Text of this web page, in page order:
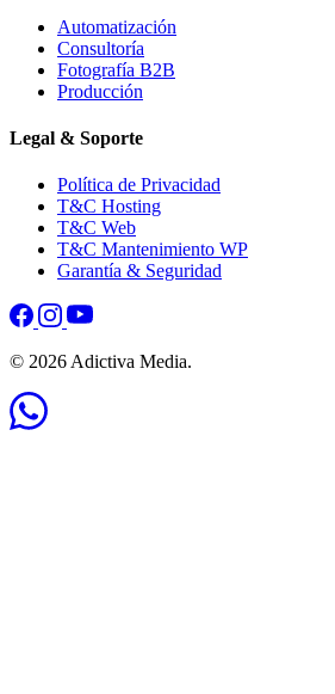
Automatización
Consultoría
Fotografía B2B
Producción
Legal & Soporte
Política de Privacidad
T&C Hosting
T&C Web
T&C Mantenimiento WP
Garantía & Seguridad
© 2026 Adictiva Media.